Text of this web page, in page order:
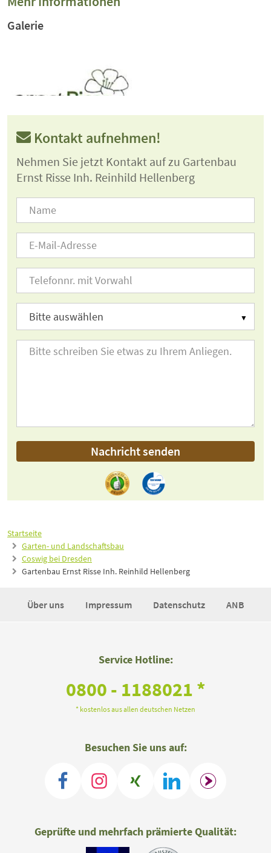
Startseite
Garten- und Landschaftsbau
Coswig bei Dresden
Gartenbau Ernst Risse Inh. Reinhild Hellenberg
Galerie
Kontakt aufnehmen!
Nehmen Sie jetzt Kontakt auf zu Gartenbau
Ernst Risse Inh. Reinhild Hellenberg
Nachricht senden
Über uns Impressum Datenschutz ANB
Service Hotline:
0800 - 1188021 *
* kostenlos aus allen deutschen Netzen
Besuchen Sie uns auf:
Geprüfte und mehrfach prämierte Qualität: